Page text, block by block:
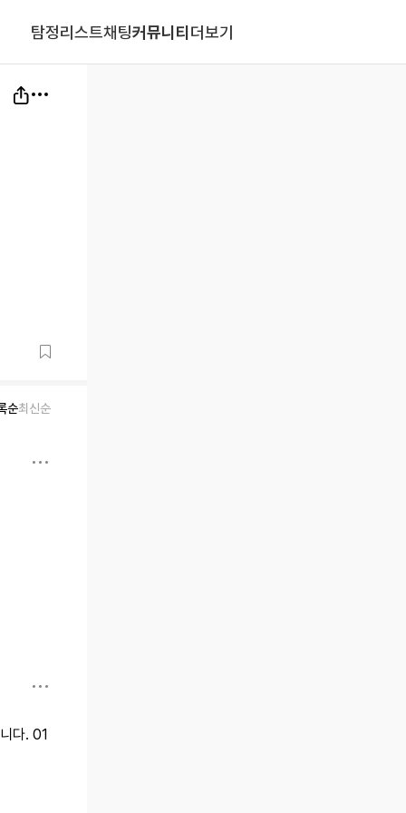
탐정리스트채팅커뮤니티더보기
순최신순
다. 01